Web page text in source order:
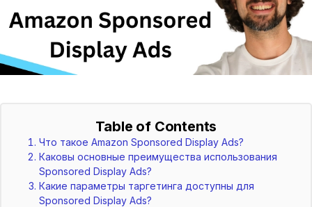
Table of Contents
Что такое Amazon Sponsored Display Ads?
Каковы основные преимущества использования
Sponsored Display Ads?
Какие параметры таргетинга доступны для
Sponsored Display Ads?